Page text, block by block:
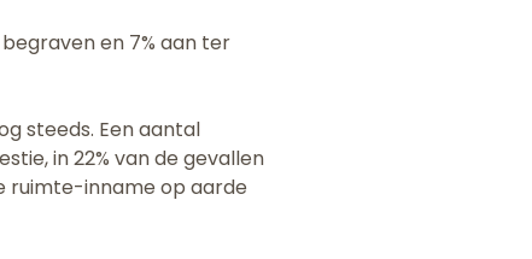
en 7% aan ter
steeds. Een aantal
in 22% van de gevallen
ruimte-inname op aarde